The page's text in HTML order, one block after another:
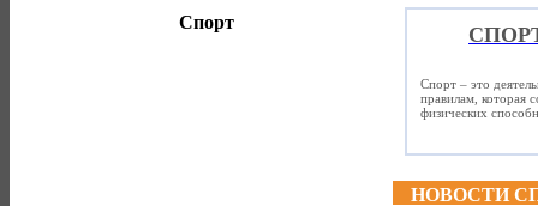
Спорт
Спорт – это
правилам, которая
физических
НОВОСТИ